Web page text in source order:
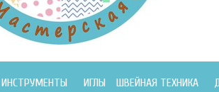
ИНСТРУМЕНТЫ ИГЛЫ ШВЕЙНАЯ ТЕХНИКА